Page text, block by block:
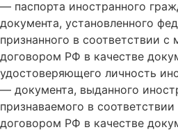
— паспорта иностранного
документа, установленного
признанного в соответствии
договором РФ в качестве
удостоверяющего личность
— документа, выданного
признаваемого в
договором РФ в качестве